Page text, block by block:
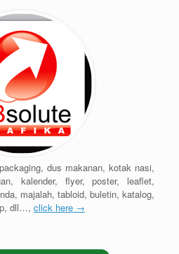
dus makanan, kotak nasi,
kalender, flyer, poster, leaflet,
majalah, tabloid, buletin, katalog,
dll…, click here →